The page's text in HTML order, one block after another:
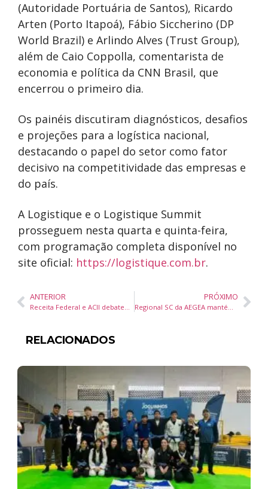
(Autoridade Portuária de Santos), Ricardo
Arten (Porto Itapoá), Fábio Siccherino (DP
World Brazil) e Arlindo Alves (Trust Group),
além de Caio Coppolla, comentarista de
economia e política da CNN Brasil, que
encerrou o primeiro dia.
Os painéis discutiram diagnósticos, desafios
e projeções para a logística nacional,
destacando o papel do setor como fator
decisivo na competitividade das empresas e
do país.
A Logistique e o Logistique Summit
prosseguem nesta quarta e quinta-feira,
com programação completa disponível no
site oficial: https://logistique.com.br.
ANTERIOR
Receita Federal e ACII debatem agilização de cargas e melhorias aduaneiras em Itajaí
PRÓXIMO
Regional SC da AEGEA mantém certificações ISO 9001, ISO 14001 e ISO 45001
RELACIONADOS